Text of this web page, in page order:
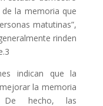
la memoria que
matutinas”,
rinden
indican que la
la memoria
De hecho, las